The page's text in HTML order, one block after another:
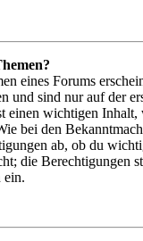
eines Forums
und sind nur auf der
einen wichtigen Inhalt,
bei den
ab, ob du
die Berechtigungen
ein.